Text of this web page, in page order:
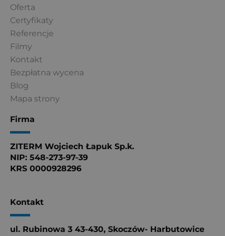
Oferta
Certyfikaty
Referencje
Filmy
Kontakt
Bezpłatna wycena
Blog
Mapa strony
Firma
ZITERM Wojciech Łapuk Sp.k.
NIP: 548-273-97-39
KRS 0000928296
Kontakt
ul. Rubinowa 3 43-430, Skoczów- Harbutowice